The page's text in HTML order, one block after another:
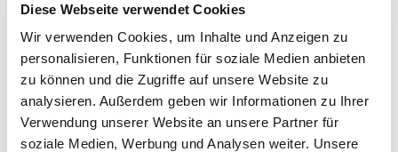
Diese Webseite verwendet Cookies
Wir verwenden Cookies, um Inhalte und Anzeigen zu
personalisieren, Funktionen für soziale Medien anbieten
zu können und die Zugriffe auf unsere Website zu
analysieren. Außerdem geben wir Informationen zu Ihrer
Verwendung unserer Website an unsere Partner für
soziale Medien, Werbung und Analysen weiter. Unsere